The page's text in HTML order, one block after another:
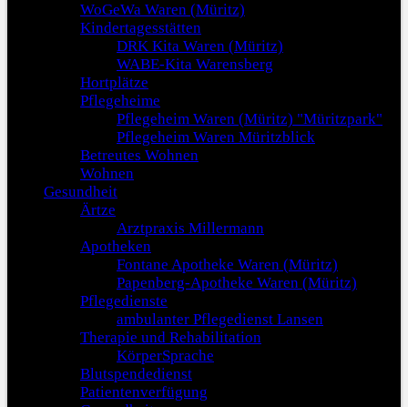
WoGeWa Waren (Müritz)
Kindertagesstätten
DRK Kita Waren (Müritz)
WABE-Kita Warensberg
Hortplätze
Pflegeheime
Pflegeheim Waren (Müritz) "Müritzpark"
Pflegeheim Waren Müritzblick
Betreutes Wohnen
Wohnen
Gesundheit
Ärtze
Arztpraxis Millermann
Apotheken
Fontane Apotheke Waren (Müritz)
Papenberg-Apotheke Waren (Müritz)
Pflegedienste
ambulanter Pflegedienst Lansen
Therapie und Rehabilitation
KörperSprache
Blutspendedienst
Patientenverfügung